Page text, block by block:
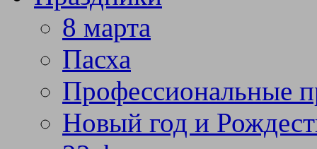
8 марта
Пасха
Профессиональные
Новый год и